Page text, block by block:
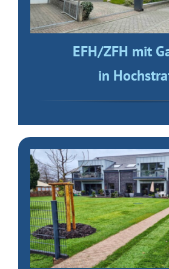
EFH/ZFH mit
in